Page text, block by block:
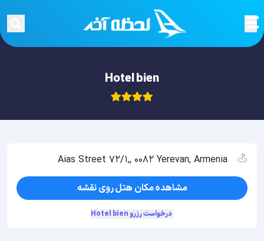
Hotel bien
Aias Street 72/1,, 0082 Yerevan, Armenia
مشاهده مکان هتل روی نقشه
درخواست رزرو Hotel bien